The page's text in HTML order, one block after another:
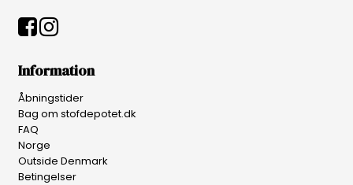
Information
Åbningstider
Bag om stofdepotet.dk
FAQ
Norge
Outside Denmark
Betingelser